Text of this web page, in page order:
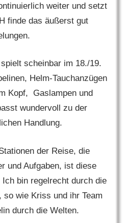
weiter und setzt
finde das äußerst gut
scheinbar im 18./19.
Helm-Tauchanzügen
Kopf, Gaslampen und
wundervoll zu der
Handlung.
der Reise, die
und Aufgaben, ist diese
bin regelrecht durch die
so wie Kriss und ihr Team
durch die Welten.